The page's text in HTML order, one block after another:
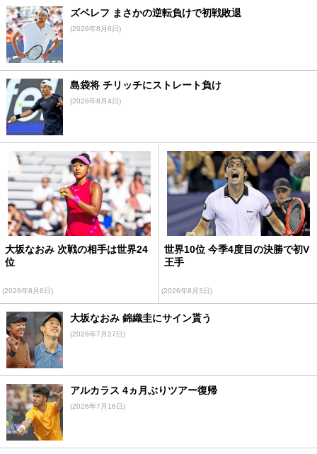
ズベレフ まさかの逆転負けで初戦敗退
(2026年8月6日)
島袋将 チリッチにストレート負け
(2026年8月4日)
大坂なおみ 次戦の相手は世界24
位
(2026年8月6日)
世界10位 今季4度目の決勝で初V
王手
(2026年8月3日)
大坂なおみ 錦織圭にサイン貰う
(2026年7月27日)
アルカラス 4ヵ月ぶりツアー復帰
(2026年7月16日)